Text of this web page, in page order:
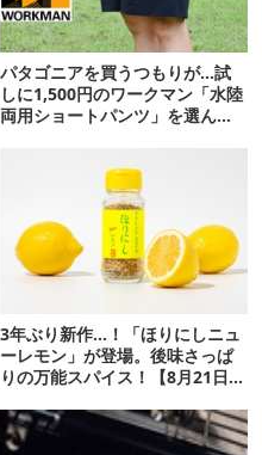
パタゴニアを買うつもりが…試
しに1,500円のワークマン「水陸
両用ショートパンツ」を選んだ
3年ぶり新作…！「ほりにしニュ
ーレモン」が登場。後味さっぱ
りの万能スパイス！【8月21日発